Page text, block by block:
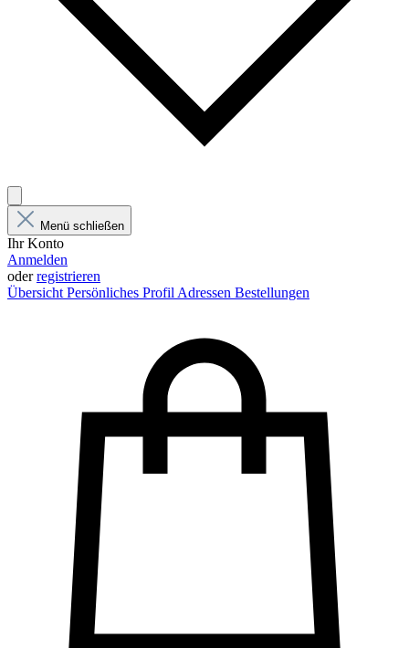
Menü schließen
Ihr Konto
Anmelden
oderregistrieren
Übersicht Persönliches Profil Adressen Bestellungen